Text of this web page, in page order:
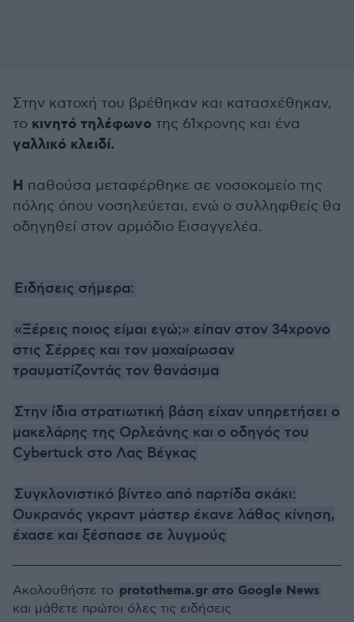
Στην κατοχή του βρέθηκαν και κατασχέθηκαν,
το κινητό τηλέφωνο της 61χρονης και ένα
γαλλικό κλειδί.
Η παθούσα μεταφέρθηκε σε νοσοκομείο της
πόλης όπου νοσηλεύεται, ενώ ο συλληφθείς θα
οδηγηθεί στον αρμόδιο Εισαγγελέα.
Ειδήσεις σήμερα:
«Ξέρεις ποιος είμαι εγώ;» είπαν στον 34χρονο
στις Σέρρες και τον μαχαίρωσαν
τραυματίζοντάς τον θανάσιμα
Στην ίδια στρατιωτική βάση είχαν υπηρετήσει ο
μακελάρης της Ορλεάνης και ο οδηγός του
Cybertuck στο Λας Βέγκας
Συγκλονιστικό βίντεο από παρτίδα σκάκι:
Ουκρανός γκραντ μάστερ έκανε λάθος κίνηση,
έχασε και ξέσπασε σε λυγμούς
Ακολουθήστε το protothema.gr στο Google News
και μάθετε πρώτοι όλες τις ειδήσεις